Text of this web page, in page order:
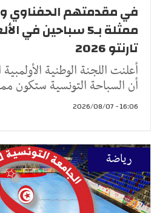
في مقدمتهم الحفناوي
ممثلة بـ5 سباحين
تارنتو 2026
أعلنت اللجنة الوطنية
أن السباحة التونسية ستكون
16:06 - 2026/08/07
رياضة